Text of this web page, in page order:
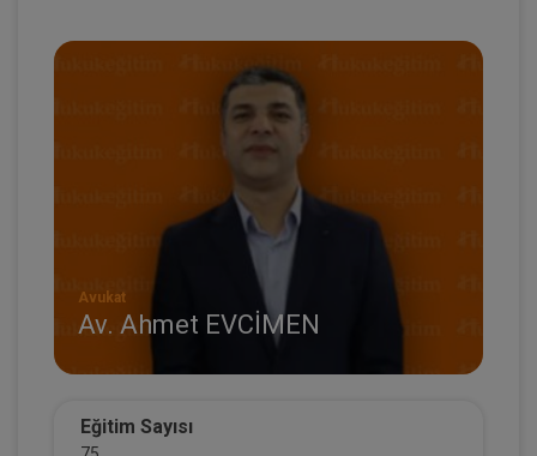
Avukat
Av. Ahmet EVCİMEN
Eğitim Sayısı